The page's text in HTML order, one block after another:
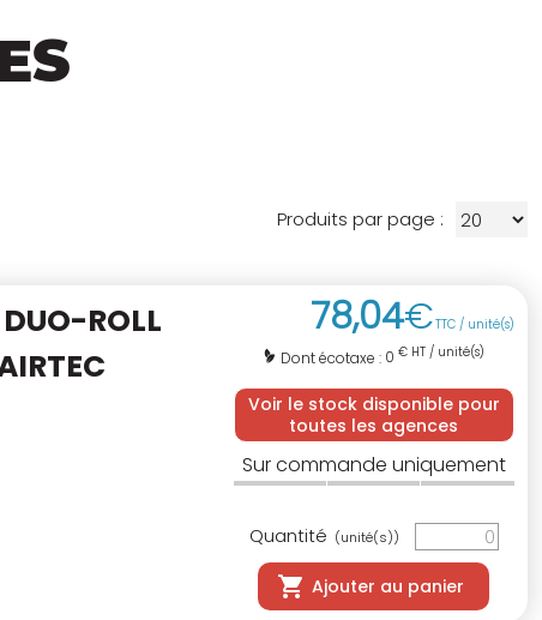
Produits par page :
ROLL
78,04€TTC / unité(s)
Dont écotaxe : 0 € HT / unité(s)
Voir le stock disponible pour
toutes les agences
Sur commande uniquement
Quantité (unité(s))
Ajouter au panier